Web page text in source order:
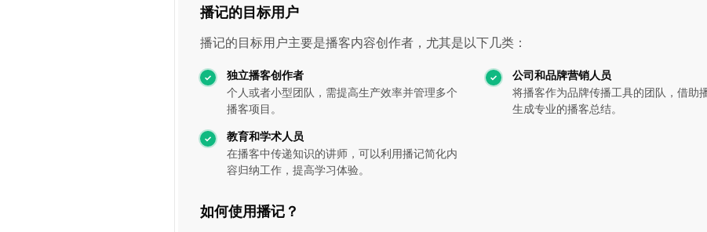
播记的目标用户
播记的目标用户主要是播客内容创作者，尤其是以下几类：
独立播客创作者
个人或者小型团队，需提高生产效率并管理多个
播客项目。
公司和品牌营销人员
将播客作为品牌传播工具的团队，借助
生成专业的播客总结。
教育和学术人员
在播客中传递知识的讲师，可以利用播记简化内
容归纳工作，提高学习体验。
如何使用播记？